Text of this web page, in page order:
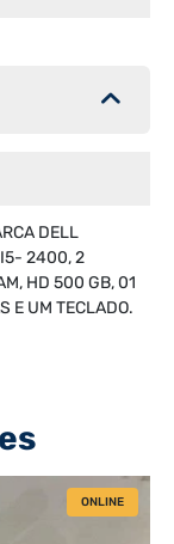
DELL
I5- 2400, 2
HD 500 GB, 01
E UM TECLADO.
ONLINE